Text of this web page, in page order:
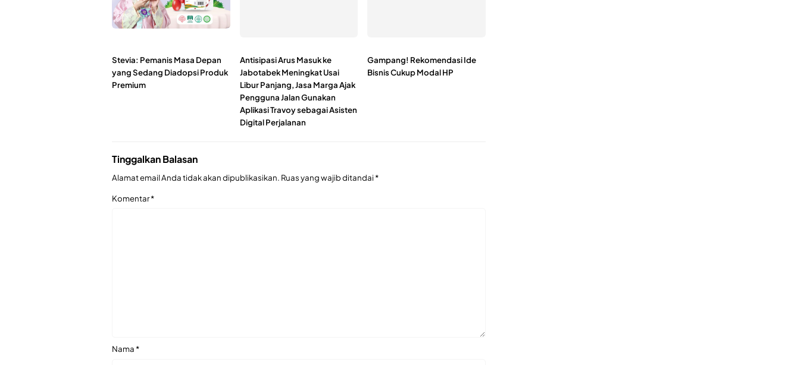
Stevia: Pemanis Masa Depan
yang Sedang Diadopsi Produk
Premium
Antisipasi Arus Masuk ke
Jabotabek Meningkat Usai
Libur Panjang, Jasa Marga Ajak
Pengguna Jalan Gunakan
Aplikasi Travoy sebagai Asisten
Digital Perjalanan
Gampang! Rekomendasi Ide
Bisnis Cukup Modal HP
Tinggalkan Balasan
Alamat email Anda tidak akan dipublikasikan. Ruas yang wajib ditandai*
Komentar*
Nama*